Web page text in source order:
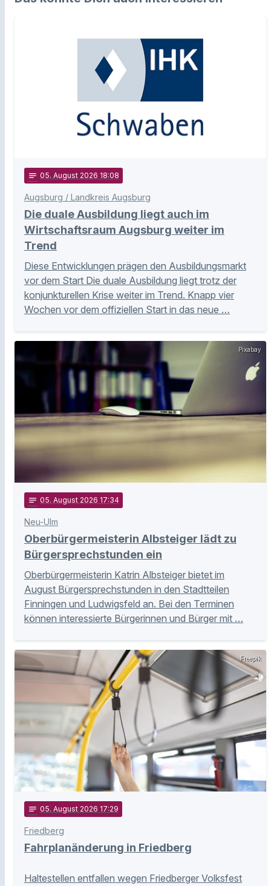
notes 05. August 2026 18:08
Augsburg / Landkreis Augsburg
Die duale Ausbildung liegt auch im
Wirtschaftsraum Augsburg weiter im
Trend
Diese Entwicklungen prägen den Ausbildungsmarkt
vor dem Start Die duale Ausbildung liegt trotz der
konjunkturellen Krise weiter im Trend. Knapp vier
Wochen vor dem offiziellen Start in das neue …
Pixabay
notes 05. August 2026 17:34
Neu-Ulm
Oberbürgermeisterin Albsteiger lädt zu
Bürgersprechstunden ein
Oberbürgermeisterin Katrin Albsteiger bietet im
August Bürgersprechstunden in den Stadtteilen
Finningen und Ludwigsfeld an. Bei den Terminen
können interessierte Bürgerinnen und Bürger mit …
Freepik
notes 05. August 2026 17:29
Friedberg
Fahrplanänderung in Friedberg
Haltestellen entfallen wegen Friedberger Volksfest